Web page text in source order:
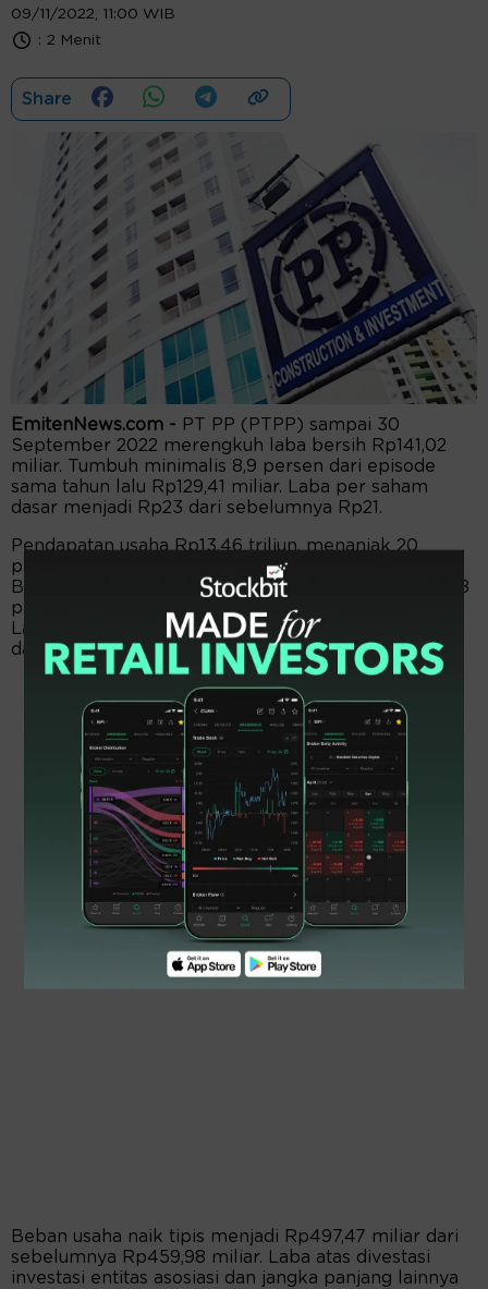
09/11/2022, 11:00 WIB
: 2 Menit
Share
EmitenNews.com - PT PP (PTPP) sampai 30
September 2022 merengkuh laba bersih Rp141,02
miliar. Tumbuh minimalis 8,9 persen dari episode
sama tahun lalu Rp129,41 miliar. Laba per saham
dasar menjadi Rp23 dari sebelumnya Rp21.
Pendapatan usaha Rp13,46 triliun, menanjak 20
persen dari edisi sama tahun lalu Rp11,21 triliun.
Beban pokok pendapatan Rp11,64 triliun, bengkak 18
persen dari periode sama tahun lalu Rp9,79 triliun.
Laba kotor melesat 27 persen menjadi Rp1,81 triliun
dari edisi sama tahun lalu Rp1,42 triliun.
Beban usaha naik tipis menjadi Rp497,47 miliar dari
sebelumnya Rp459,98 miliar. Laba atas divestasi
investasi entitas asosiasi dan jangka panjang lainnya